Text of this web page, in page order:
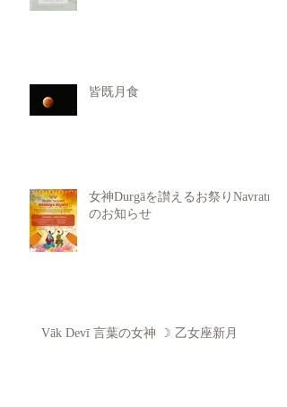
皆既月食
女神Durgāを讃えるお祭りNavratri
のお知らせ
Vāk Devī 言葉の女神 ☽ 乙女座新月